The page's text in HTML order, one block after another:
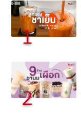
1
2